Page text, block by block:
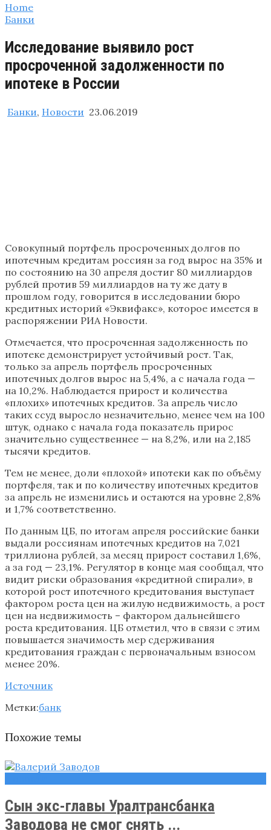
Home
Банки
Исследование выявило рост
просроченной задолженности по
ипотеке в России
Банки, Новости 23.06.2019
Совокупный портфель просроченных долгов по
ипотечным кредитам россиян за год вырос на 35% и
по состоянию на 30 апреля достиг 80 миллиардов
рублей против 59 миллиардов на ту же дату в
прошлом году, говорится в исследовании бюро
кредитных историй «Эквифакс», которое имеется в
распоряжении РИА Новости.
Отмечается, что просроченная задолженность по
ипотеке демонстрирует устойчивый рост. Так,
только за апрель портфель просроченных
ипотечных долгов вырос на 5,4%, а с начала года —
на 10,2%. Наблюдается прирост и количества
«плохих» ипотечных кредитов. За апрель число
таких ссуд выросло незначительно, менее чем на 100
штук, однако с начала года показатель прирос
значительно существеннее — на 8,2%, или на 2,185
тысячи кредитов.
Тем не менее, доли «плохой» ипотеки как по объёму
портфеля, так и по количеству ипотечных кредитов
за апрель не изменились и остаются на уровне 2,8%
и 1,7% соответственно.
По данным ЦБ, по итогам апреля российские банки
выдали россиянам ипотечных кредитов на 7,021
триллиона рублей, за месяц прирост составил 1,6%,
а за год — 23,1%. Регулятор в конце мая сообщал, что
видит риски образования «кредитной спирали», в
которой рост ипотечного кредитования выступает
фактором роста цен на жилую недвижимость, а рост
цен на недвижимость – фактором дальнейшего
роста кредитования. ЦБ отметил, что в связи с этим
повышается значимость мер сдерживания
кредитования граждан с первоначальным взносом
менее 20%.
Источник
Метки:банк
Похожие темы
Сын экс-главы Уралтрансбанка
Заводова не смог снять ...